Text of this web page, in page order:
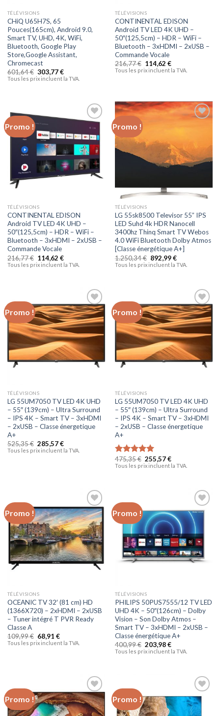
TÉLÉVISIONS
CHiQ U65H7S, 65
Pouces(165cm), Android 9.0,
Smart TV, UHD, 4K, WiFi,
Bluetooth, Google Play
Store,Google Assistant,
Chromecast
601,64€ 303,77€
Tous les prix incluent la TVA.
TÉLÉVISIONS
CONTINENTAL EDISON
Android TV LED 4K UHD –
50″(125,5cm) – HDR – WiFi –
Bluetooth – 3xHDMI – 2xUSB –
Commande Vocale
216,77€ 114,62 €
Tous les prix incluent la TVA.
Promo !
Ajouter
d’envies
TÉLÉVISIONS
CONTINENTAL EDISON
Android TV LED 4K UHD –
50″(125,5cm) – HDR – WiFi –
Bluetooth – 3xHDMI – 2xUSB –
Commande Vocale
216,77€ 114,62 €
Tous les prix incluent la TVA.
Promo !
TÉLÉVISIONS
LG 55sk8500 Televisor 55” IPS
LED Suhd 4k HDR Nanocell
3400hz Thinq Smart TV Webos
4.0 WiFi Bluetooth Dolby Atmos
[Classe énergétique A+]
1.250,34€ 892,99€
Tous les prix incluent la TVA.
Promo !
Ajouter
à la liste
d’envies
TÉLÉVISIONS
LG 55UM7050 TV LED 4K UHD
– 55″ (139cm) – Ultra Surround
– IPS 4K – Smart TV – 3xHDMI
– 2xUSB – Classe énergetique
A+
525,35€ 285,57€
Tous les prix incluent la TVA.
Promo !
Ajouter
à la liste
d’envies
TÉLÉVISIONS
LG 55UM7050 TV LED 4K UHD
– 55″ (139cm) – Ultra Surround
– IPS 4K – Smart TV – 3xHDMI
– 2xUSB – Classe énergetique
A+
Note5.00
sur 5
475,35€ 255,57€
Tous les prix incluent la TVA.
Promo !
Ajouter
à la liste
d’envies
TÉLÉVISIONS
OCEANIC TV 32′ (81 cm) HD
(1366X720) – 2xHDMI – 2xUSB
– Tuner intégré T PVR Ready
Classe A
109,99€ 68,91 €
Tous les prix incluent la TVA.
Promo !
Ajouter
à la liste
d’envies
TÉLÉVISIONS
PHILIPS 50PUS7555/12 TV LED
UHD 4K – 50″(126cm) – Dolby
Vision – Son Dolby Atmos –
Smart TV – 3xHDMI – 2xUSB –
Classe énergétique A+
400,99€ 203,98€
Tous les prix incluent la TVA.
Promo !
Ajouter
à la liste
d’envies
Promo !
Ajouter
à la liste
d’envies